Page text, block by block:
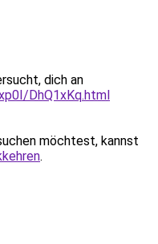
dich an
DhQ1xKq.html
möchtest, kannst
.